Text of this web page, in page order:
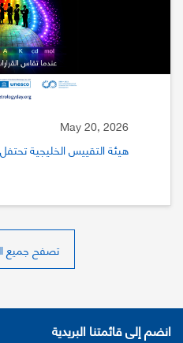
May 20, 2026
هيئة التقييس الخليجية تحتفل
تصفح جميع
انضم إلى قائمتنا البريدية